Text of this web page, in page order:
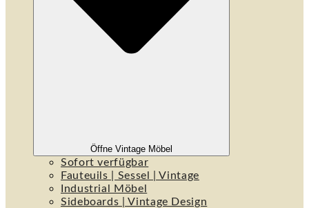
Öffne Vintage Möbel
Sofort verfügbar
Fauteuils | Sessel | Vintage
Industrial Möbel
Sideboards | Vintage Design